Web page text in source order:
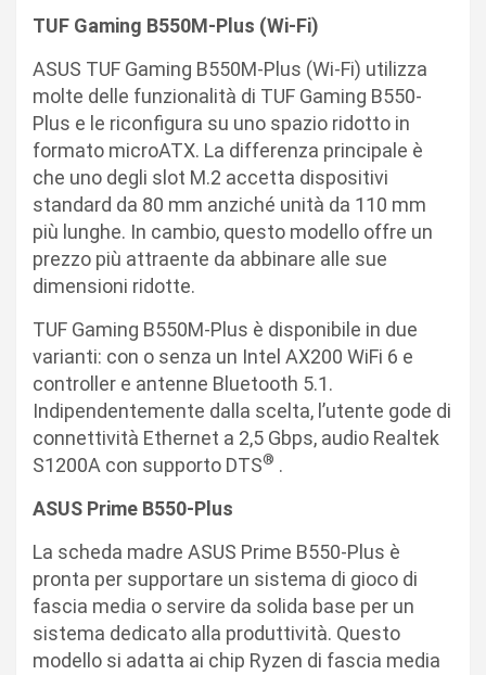
TUF Gaming B550M-Plus (Wi-Fi)
ASUS TUF Gaming B550M-Plus (Wi-Fi) utilizza
molte delle funzionalità di TUF Gaming B550-
Plus e le riconfigura su uno spazio ridotto in
formato microATX. La differenza principale è
che uno degli slot M.2 accetta dispositivi
standard da 80 mm anziché unità da 110 mm
più lunghe. In cambio, questo modello offre un
prezzo più attraente da abbinare alle sue
dimensioni ridotte.
TUF Gaming B550M-Plus è disponibile in due
varianti: con o senza un Intel AX200 WiFi 6 e
controller e antenne Bluetooth 5.1.
Indipendentemente dalla scelta, l’utente gode di
connettività Ethernet a 2,5 Gbps, audio Realtek
S1200A con supporto DTS® .
ASUS Prime B550-Plus
La scheda madre ASUS Prime B550-Plus è
pronta per supportare un sistema di gioco di
fascia media o servire da solida base per un
sistema dedicato alla produttività. Questo
modello si adatta ai chip Ryzen di fascia media